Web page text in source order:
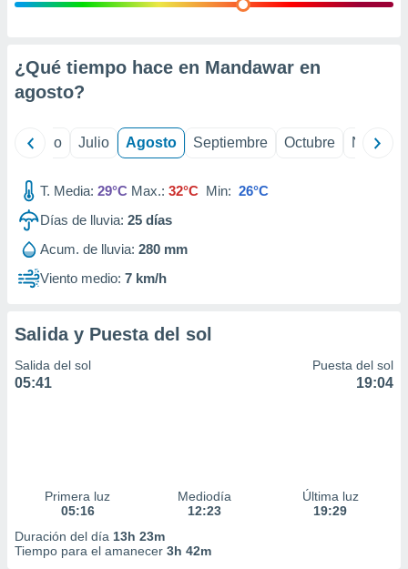
e
mediante
de
1199
¿Qué tiempo hace en Mandawar en
agosto?
Junio Julio Agosto Septiembre Octubre
T. Media: 29°C Max.: 32°C Min: 26°C
Días de lluvia: 25 días
Acum. de lluvia: 280 mm
Viento medio: 7 km/h
Salida y Puesta del sol
Salida del sol
05:41
Puesta del sol
19:04
Primera luz
05:16
Mediodía
12:23
Última luz
19:29
Duración del día 13h 23m
Tiempo para el amanecer 3h 42m